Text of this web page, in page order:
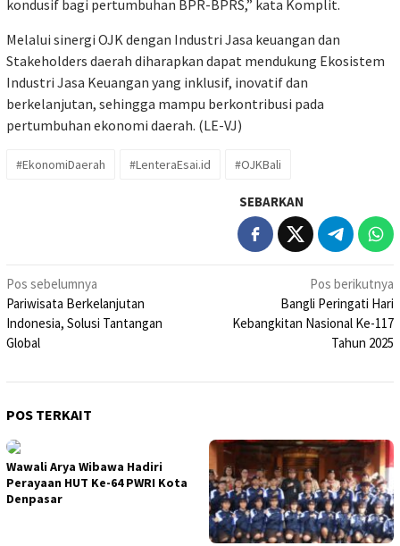
kondusif bagi pertumbuhan BPR-BPRS,” kata Komplit.
Melalui sinergi OJK dengan Industri Jasa keuangan dan
Stakeholders daerah diharapkan dapat mendukung Ekosistem
Industri Jasa Keuangan yang inklusif, inovatif dan
berkelanjutan, sehingga mampu berkontribusi pada
pertumbuhan ekonomi daerah. (LE-VJ)
#EkonomiDaerah #LenteraEsai.id #OJKBali
SEBARKAN
Navigasi
pos
Pos sebelumnya
Pariwisata Berkelanjutan
Indonesia, Solusi Tantangan
Global
Pos berikutnya
Bangli Peringati Hari
Kebangkitan Nasional Ke-117
Tahun 2025
POS TERKAIT
Wawali Arya Wibawa Hadiri
Perayaan HUT Ke-64 PWRI Kota
Denpasar